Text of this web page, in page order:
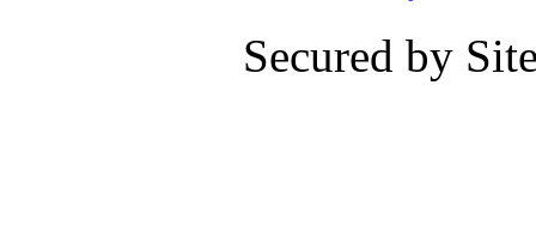
Secured by